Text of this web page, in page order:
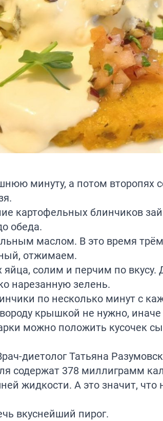
минуту, а потом второпях
картофельных блинчиков
обеда.
маслом. В это время
отжимаем.
солим и перчим по вкусу.
нарезанную зелень.
по несколько минут с
крышкой не нужно, иначе
можно положить кусочек
диетолог Татьяна
содержат 378 миллиграмм
жидкости. А это значит, что
вкуснейший пирог.